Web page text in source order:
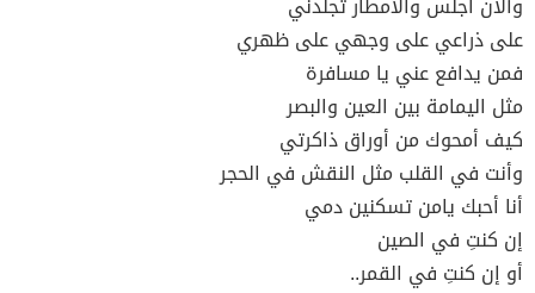
على ذراعي على وجهي على ظهري
فمن يدافع عني يا مسافرة
مثل اليمامة بين العين والبصر
كيف أمحوك من أوراق ذاكرتي
وأنت في القلب مثل النقش في الحجر
أنا أحبك يامن تسكنين دمي
إن كنتِ في الصين
أو إن كنتِ في القمر..